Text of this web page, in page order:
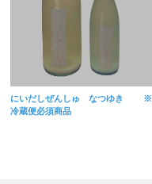
にいだしぜんしゅ なつゆき ※
冷蔵便必須商品